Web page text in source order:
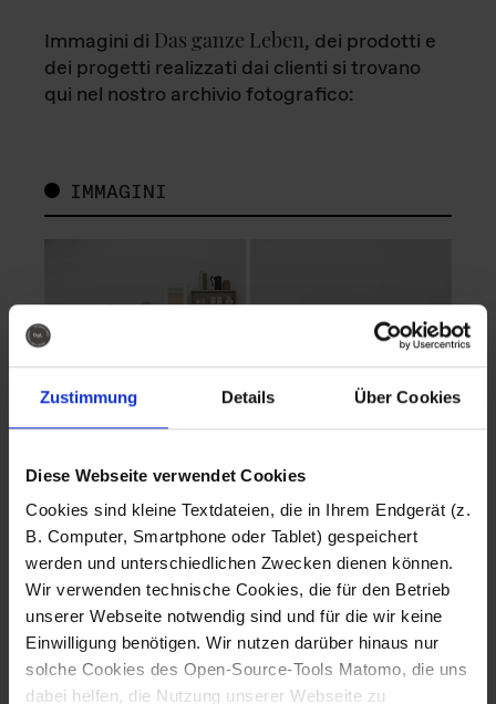
Zustimmung Details Über Cookies
Diese Webseite verwendet Cookies
Cookies sind kleine Textdateien, die in Ihrem Endgerät (z.
B. Computer, Smartphone oder Tablet) gespeichert
werden und unterschiedlichen Zwecken dienen können.
Wir verwenden technische Cookies, die für den Betrieb
unserer Webseite notwendig sind und für die wir keine
Einwilligung benötigen. Wir nutzen darüber hinaus nur
solche Cookies des Open-Source-Tools Matomo, die uns
dabei helfen, die Nutzung unserer Webseite zu
Immagini di Das ganze Leben, dei prodotti e
dei progetti realizzati dai clienti si trovano
qui nel nostro archivio fotografico:
IMMAGINI
Fotografo: Lorenz
Sternbach
Download
Fotografo: Lorenz
Sternbach
Download